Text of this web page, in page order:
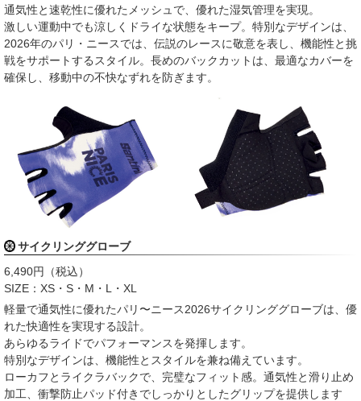
通気性と速乾性に優れたメッシュで、優れた湿気管理を実現。
激しい運動中でも涼しくドライな状態をキープ。特別なデザインは、
2026年のパリ・ニースでは、伝説のレースに敬意を表し、機能性と挑
戦をサポートするスタイル。長めのバックカットは、最適なカバーを
確保し、移動中の不快なずれを防ぎます。
サイクリンググローブ
6,490円（税込）
SIZE：XS・S・M・L・XL
軽量で通気性に優れたパリ〜ニース2026サイクリンググローブは、優
れた快適性を実現する設計。
あらゆるライドでパフォーマンスを発揮します。
特別なデザインは、機能性とスタイルを兼ね備えています。
ローカフとライクラバックで、完璧なフィット感。通気性と滑り止め
加工、衝撃防止パッド付きでしっかりとしたグリップを提供します